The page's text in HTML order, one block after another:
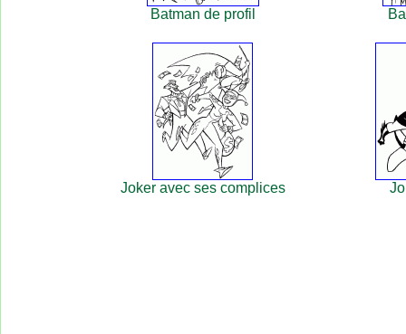
Batman de profil
Joker avec ses complices